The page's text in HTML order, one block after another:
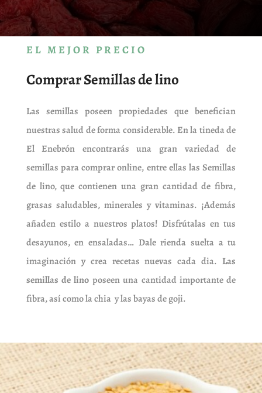
EL MEJOR PRECIO
Comprar Semillas de lino
Las semillas poseen propiedades que benefician
nuestras salud de forma considerable. En la tineda de
El Enebrón encontrarás una gran variedad de
semillas para comprar online, entre ellas las Semillas
de lino, que contienen una gran cantidad de fibra,
grasas saludables, minerales y vitaminas. ¡Además
añaden estilo a nuestros platos! Disfrútalas en tus
desayunos, en ensaladas… Dale rienda suelta a tu
imaginación y crea recetas nuevas cada dia.Las
semillas de lino poseen una cantidad importante de
fibra, así como la chia y las bayas de goji.